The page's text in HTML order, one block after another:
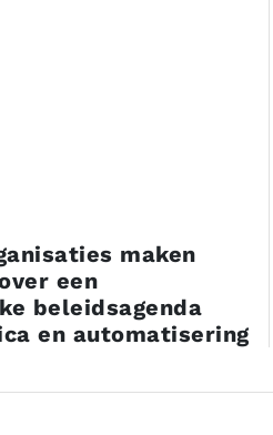
maken
een
beleidsagenda
en automatisering